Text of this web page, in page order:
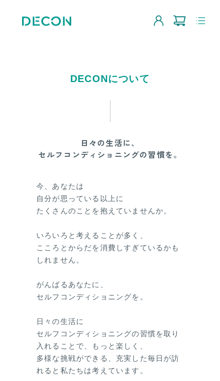
DECONについて
日々の生活に、
セルフコンディショニングの習慣を。
今、あなたは
自分が思っている以上に
たくさんのことを抱えていませんか。
いろいろと考えることが多く、
こころとからだを消費しすぎているかも
しれません。
がんばるあなたに、
セルフコンディショニングを。
日々の生活に
セルフコンディショニングの習慣を取り
入れることで、もっと楽しく、
多様な挑戦ができる、充実した毎日が訪
れると私たちは考えています。